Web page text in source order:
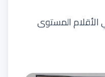
الأقلام المستوى